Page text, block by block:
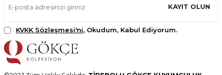
KAYIT OLUN
KVKK Sözleşmesi'ni, Okudum, Kabul Ediyorum.